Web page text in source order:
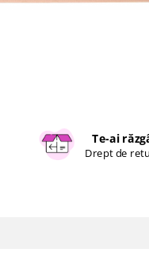
Te-ai
Drept de